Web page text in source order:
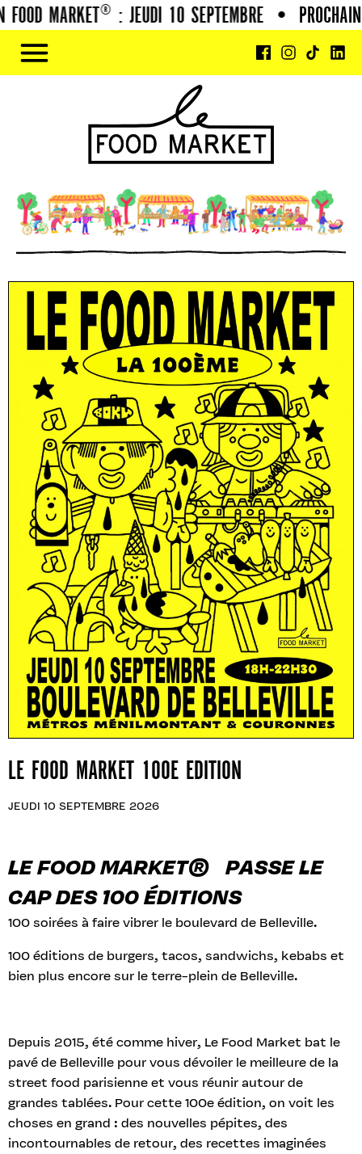
MARKET® : JEUDI 10 SEPTEMBRE •
LE FOOD MARKET 100E EDITION
JEUDI 10 SEPTEMBRE 2026
LE FOOD MARKET® PASSE LE
CAP DES 100 ÉDITIONS
100 soirées à faire vibrer le boulevard de Belleville.
100 éditions de burgers, tacos, sandwichs, kebabs et
bien plus encore sur le terre-plein de Belleville.
Depuis 2015, été comme hiver, Le Food Market bat le
pavé de Belleville pour vous dévoiler le meilleure de la
street food parisienne et vous réunir autour de
grandes tablées. Pour cette 100e édition, on voit les
choses en grand : des nouvelles pépites, des
incontournables de retour, des recettes imaginées